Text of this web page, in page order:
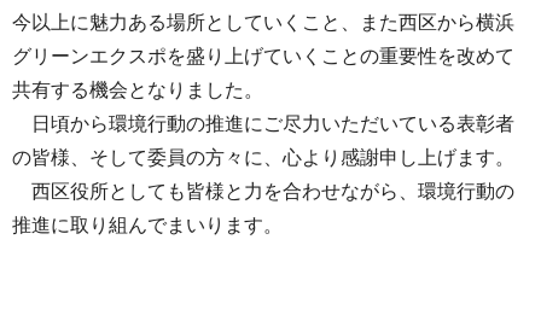
今以上に魅力ある場所としていくこと、また西区から横浜
グリーンエクスポを盛り上げていくことの重要性を改めて
共有する機会となりました。
日頃から環境行動の推進にご尽力いただいている表彰者
の皆様、そして委員の方々に、心より感謝申し上げます。
西区役所としても皆様と力を合わせながら、環境行動の
推進に取り組んでまいります。